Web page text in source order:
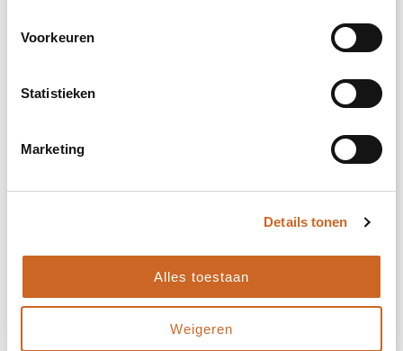
Voorkeuren
Statistieken
Marketing
Details tonen
Alles toestaan
Weigeren
impact hoog op de achterzijde (99x99mm)
Borduren
rechter bicep (57x57mm)
Onbewerkt